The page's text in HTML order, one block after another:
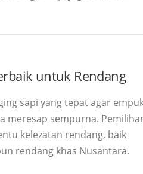
untuk Rendang
sapi yang tepat agar
meresap sempurna.
kelezatan rendang, baik
rendang khas Nusantara.